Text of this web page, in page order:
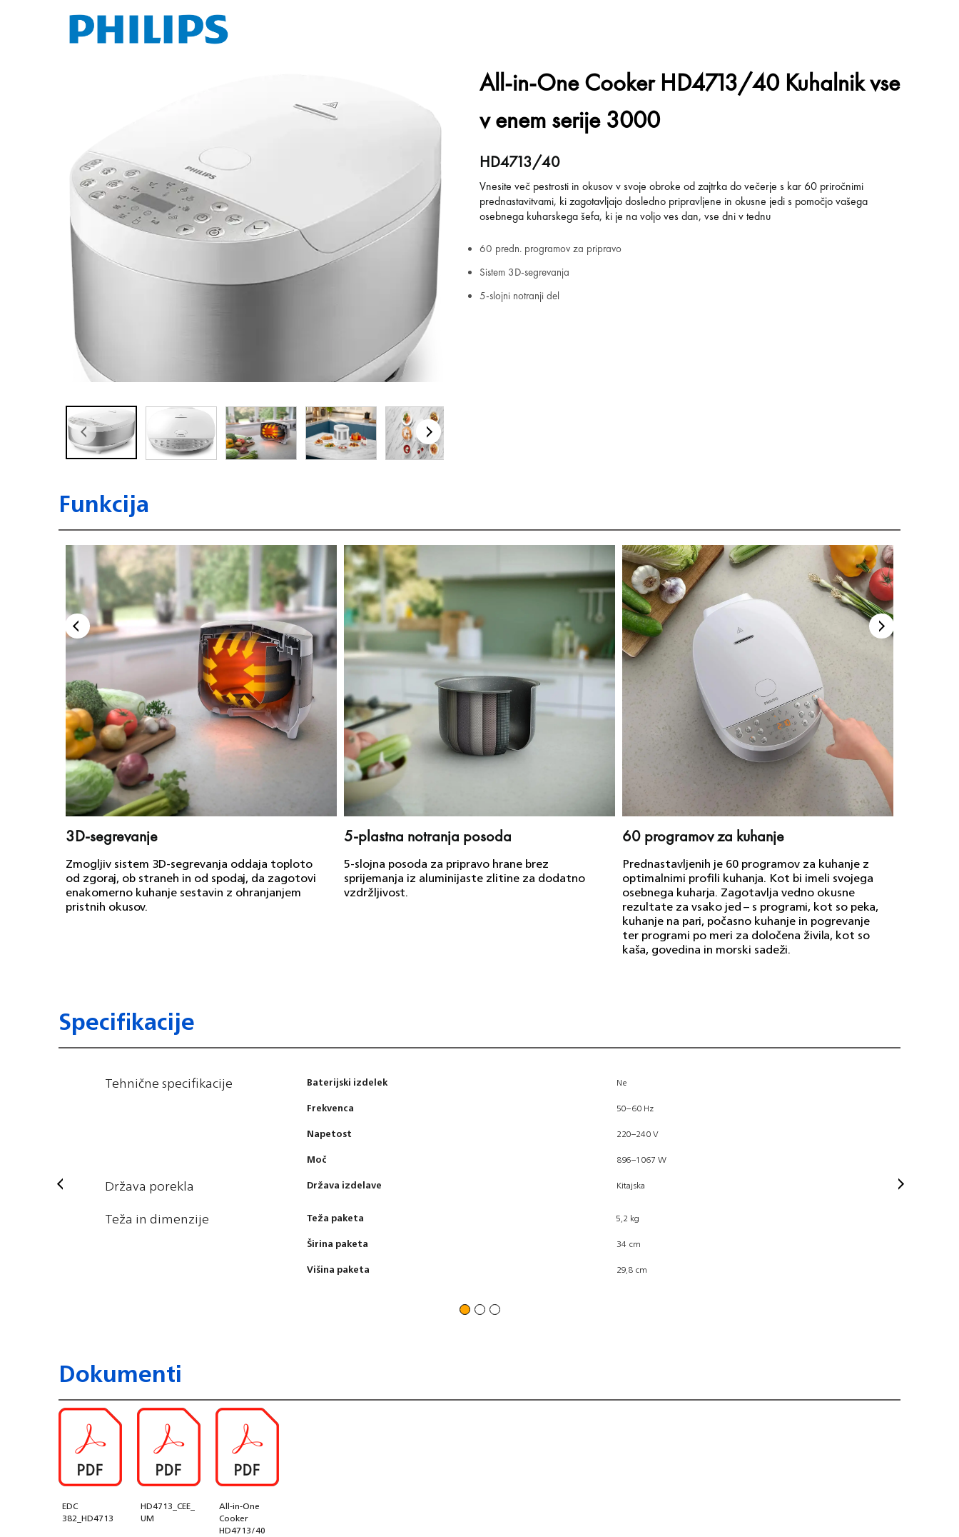
All-in-One Cooker HD4713/40 Kuhalnik vse
v enem serije 3000
HD4713/40
Vnesite več pestrosti in okusov v svoje obroke od zajtrka do večerje s kar 60 priročnimi
prednastavitvami, ki zagotavljajo dosledno pripravljene in okusne jedi s pomočjo vašega
osebnega kuharskega šefa, ki je na voljo ves dan, vse dni v tednu
60 predn. programov za pripravo
Sistem 3D-segrevanja
5-slojni notranji del
Funkcija
3D-segrevanje
Zmogljiv sistem 3D-segrevanja oddaja toploto
od zgoraj, ob straneh in od spodaj, da zagotovi
enakomerno kuhanje sestavin z ohranjanjem
pristnih okusov.
5-plastna notranja posoda
5-slojna posoda za pripravo hrane brez
sprijemanja iz aluminijaste zlitine za dodatno
vzdržljivost.
60 programov za kuhanje
Prednastavljenih je 60 programov za kuhanje z
optimalnimi profili kuhanja. Kot bi imeli svojega
osebnega kuharja. Zagotavlja vedno okusne
rezultate za vsako jed – s programi, kot so peka,
kuhanje na pari, počasno kuhanje in pogrevanje
ter programi po meri za določena živila, kot so
kaša, govedina in morski sadeži.
Specifikacije
Tehnične specifikacije
Baterijski izdelek
Frekvenca
Napetost
Moč
Ne
50–60 Hz
220–240 V
896–1067 W
Država porekla Država izdelave Kitajska
Teža in dimenzije
Teža paketa
Širina paketa
Višina paketa
5,2 kg
34 cm
29,8 cm
EDC
382_HD4713
HD4713_CEE_
UM
All-in-One
Cooker
HD4713/40
Dokumenti